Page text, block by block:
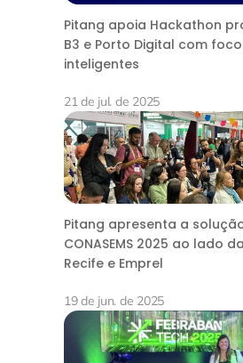
Pitang apoia Hackathon
B3 e Porto Digital com
inteligentes
21 de jul. de 2025
Pitang apresenta a
CONASEMS 2025 ao lado
Recife e Emprel
19 de jun. de 2025